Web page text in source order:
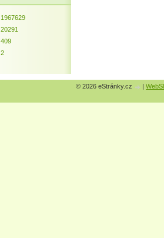
2
1967629
20291
409
© 2026 eStránky.cz |